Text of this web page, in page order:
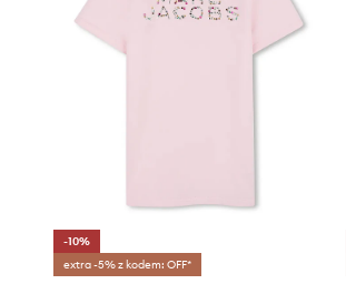
-10%
extra -5% z kodem: OFF*